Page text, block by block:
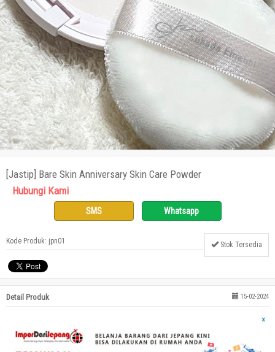
[Jastip] Bare Skin Anniversary Skin Care Powder
Hubungi Kami
SMS Whatsapp
Kode Produk: jpn01 Stok Tersedia
Detail Produk 15-02-2024